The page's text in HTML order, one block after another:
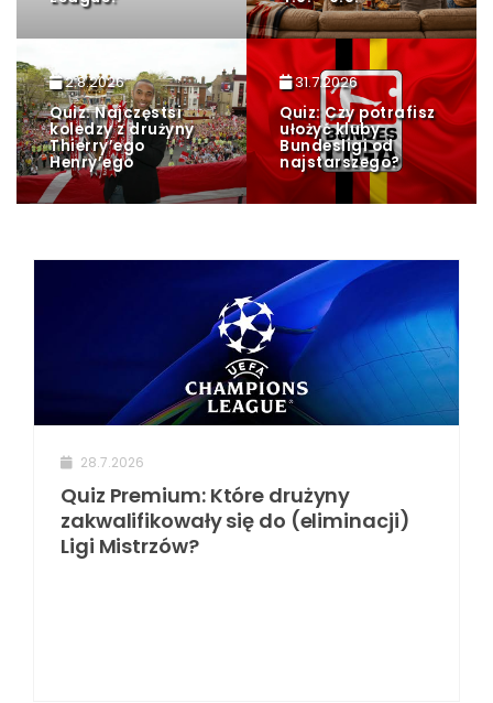
2.8.2026
Quiz: Najczęstsi
koledzy z drużyny
Thierry’ego
Henry’ego
31.7.2026
Quiz: Czy potrafisz
ułożyć kluby
Bundesligi od
najstarszego?
28.7.2026
Quiz Premium: Które drużyny
zakwalifikowały się do (eliminacji)
Ligi Mistrzów?